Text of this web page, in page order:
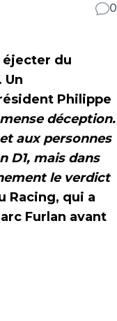
0
éjecter du
Un
Philippe
déception.
aux personnes
D1, mais dans
le verdict
Racing, qui a
Furlan avant